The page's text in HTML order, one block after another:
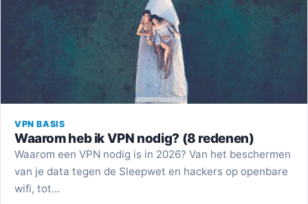
VPN BASIS
Waarom heb ik VPN nodig? (8 redenen)
Waarom een VPN nodig is in 2026? Van het beschermen
van je data tegen de Sleepwet en hackers op openbare
wifi, tot…